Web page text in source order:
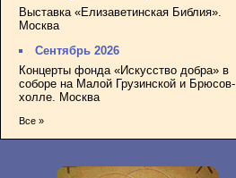
Выставка «Елизаветинская Библия».
Москва
Сентябрь 2026
Концерты фонда «Искусство добра» в
соборе на Малой Грузинской и Брюсов-
холле. Москва
Все »